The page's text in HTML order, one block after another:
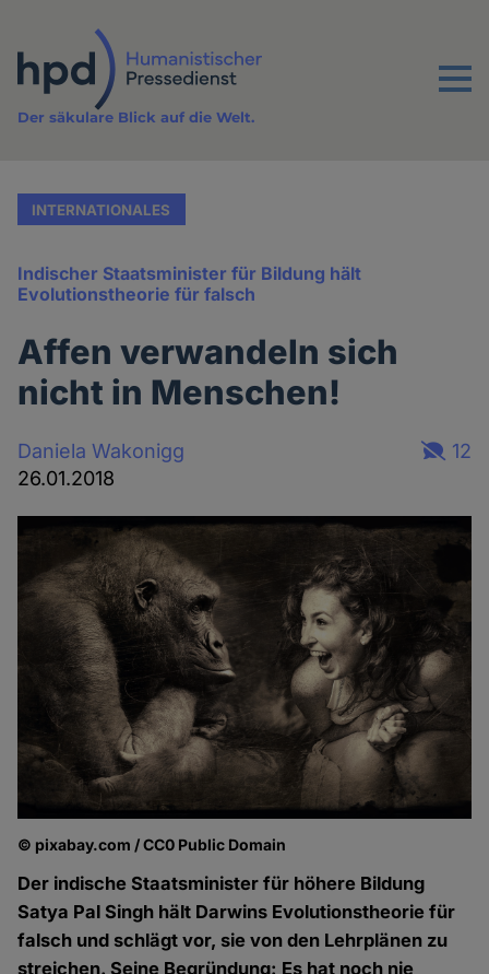
Inhalt
Menu
Der säkulare Blick auf die Welt.
INTERNATIONALES
Indischer Staatsminister für Bildung hält
Evolutionstheorie für falsch
Affen verwandeln sich
nicht in Menschen!
Daniela Wakonigg
26.01.2018
12
© pixabay.com / CC0 Public Domain
Der indische Staatsminister für höhere Bildung
Satya Pal Singh hält Darwins Evolutionstheorie für
falsch und schlägt vor, sie von den Lehrplänen zu
streichen. Seine Begründung: Es hat noch nie